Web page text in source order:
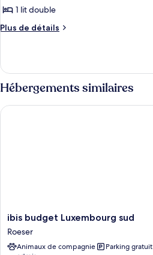
lit
double
pour
ce
chambre :
Chambre
Double
Standard,
1 lit double
Plus de détails
Plus
le
type
de
chambre
Chambre
Hébergements similaires
ibis
budget
Luxembourg
sud
ibis budget Luxembourg sud
Roeser
Animaux de compagnie
Parking gratuit
ibis budget Luxembourg sud